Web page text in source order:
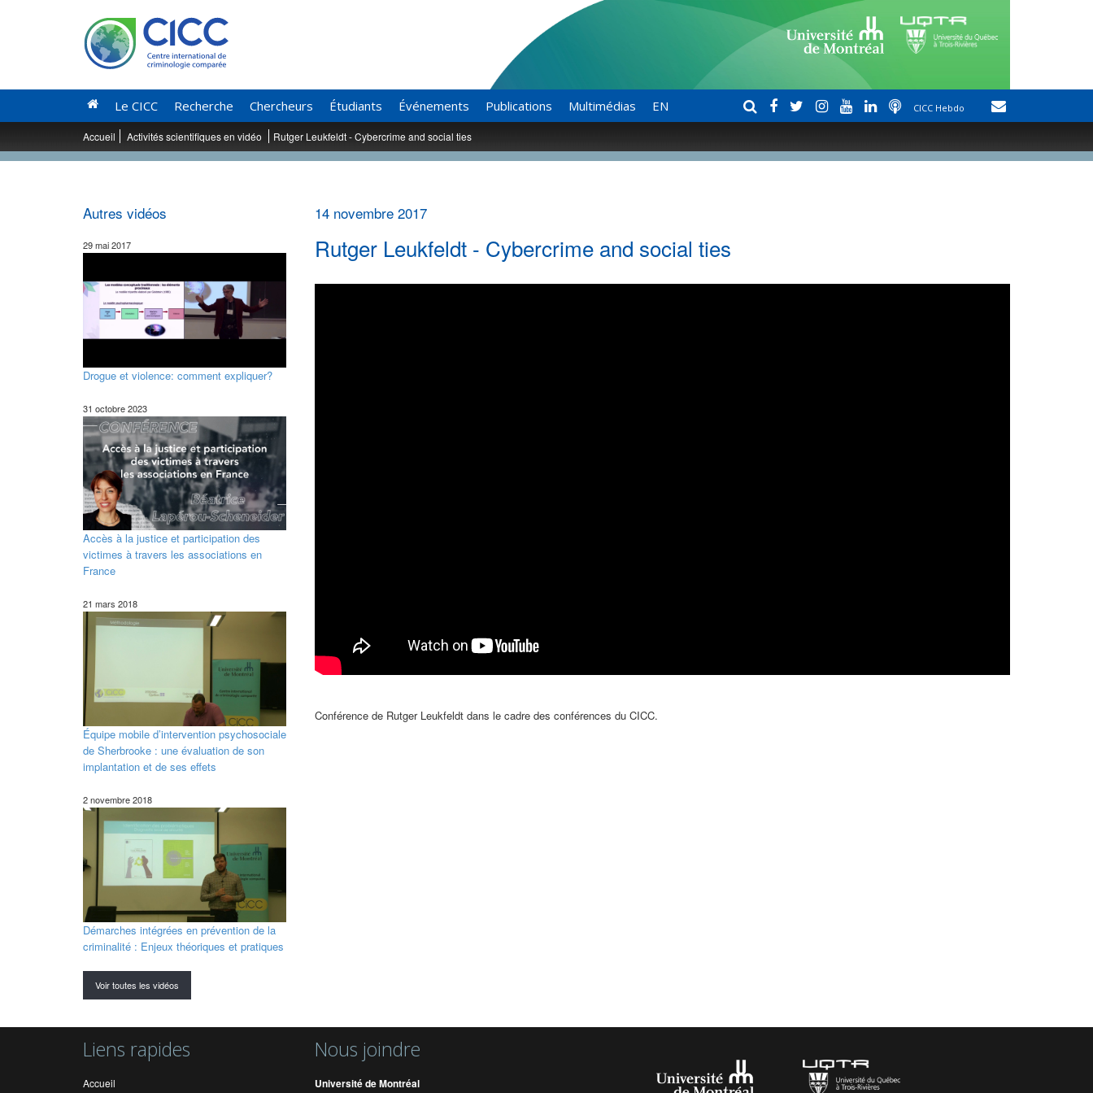
Le CICC Recherche Chercheurs Étudiants Événements Publications Multimédias EN CICC Hebdo
Accueil Activités scientifiques en vidéo Rutger Leukfeldt - Cybercrime and social ties
14 novembre 2017
Rutger Leukfeldt - Cybercrime and social ties
Conférence de Rutger Leukfeldt dans le cadre des conférences du CICC.
Autres vidéos
29 mai 2017
Drogue et violence: comment expliquer?
31 octobre 2023
Accès à la justice et participation des
victimes à travers les associations en
France
21 mars 2018
Équipe mobile d’intervention psychosociale
de Sherbrooke : une évaluation de son
implantation et de ses effets
2 novembre 2018
Démarches intégrées en prévention de la
criminalité : Enjeux théoriques et pratiques
Voir toutes les vidéos
Liens rapides
Accueil
Nous joindre
Université de Montréal